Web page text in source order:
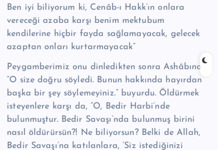
Ben iyi biliyorum ki, Cenâb-ı Hakk’ın onlara
vereceği azaba karşı benim mektubum
kendilerine hiçbir fayda sağlamayacak, gelecek
azaptan onları kurtarmayacak”
Peygamberimiz onu dinledikten sonra Ashâbına,
“O size doğru söyledi. Bu­nun hakkında hayırdan
başka bir şey söylemeyiniz.” buyurdu. Öldürmek
iste­yenlere karşı da, “O, Bedir Harbi’nde
bulunmuştur. Bedir Savaşı’nda bulunmuş birini
nasıl öldürürsün?! Ne biliyorsun? Belki de Allah,
Bedir Savaşı’na katılanla­ra, ‘Siz istediğinizi